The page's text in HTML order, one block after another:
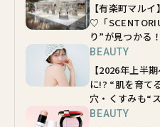
【有楽町マル
♡「
り”が見つかる
BEAUTY
【2026年上半
に!? “肌を育て
穴・くすみも“
BEAUTY